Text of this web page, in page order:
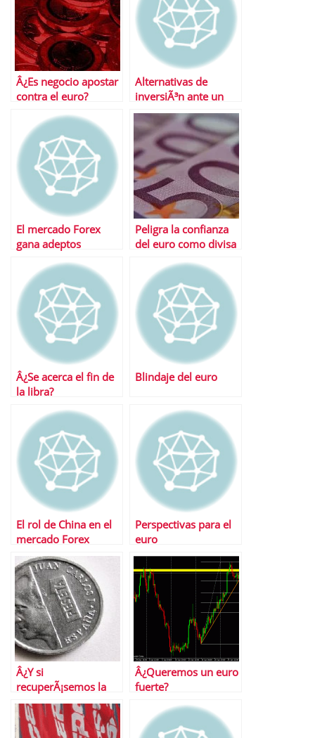
Â¿Es negocio apostar
contra el euro?
Alternativas de
inversiÃ³n ante un
euro a la baja
El mercado Forex
gana adeptos
Peligra la confianza
del euro como divisa
Â¿Se acerca el fin de
la libra?
Blindaje del euro
El rol de China en el
mercado Forex
Perspectivas para el
euro
Â¿Y si
recuperÃ¡semos la
peseta?
Â¿Queremos un euro
fuerte?